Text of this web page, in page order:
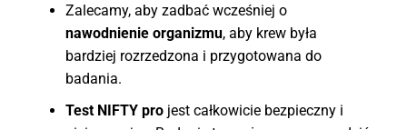
Zalecamy, aby zadbać wcześniej o
nawodnienie organizmu, aby krew była
bardziej rozrzedzona i przygotowana do
badania.
Test NIFTY pro jest całkowicie bezpieczny i